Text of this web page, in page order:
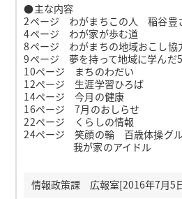
●主な内容
2ページ わがまちこの人 稲谷豊
4ページ わが家が歩む道
8ページ わがまちの地域おこし協
9ページ 夢を持って地域に学んだ
10ページ まちのわだい
12ページ 生涯学習ひろば
14ページ 今月の健康
16ページ 7月のおしらせ
22ページ くらしの情報
24ページ 笑顔の輪 百歳体操グル
我が家のアイドル
情報政策課 広報室[2016年7月5